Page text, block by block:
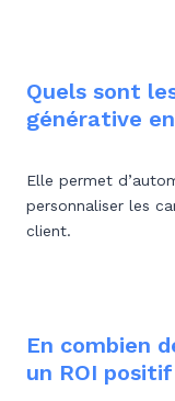
Quels sont
générative
Elle permet
personnaliser les
client.
En combien
un ROI